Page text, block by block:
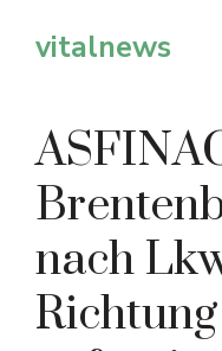
Inhaltvitalnews
nach